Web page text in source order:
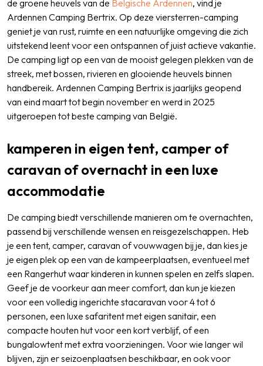
de groene heuvels van de Belgische Ardennen, vind je
Ardennen Camping Bertrix. Op deze viersterren-camping
geniet je van rust, ruimte en een natuurlijke omgeving die zich
uitstekend leent voor een ontspannen of juist actieve vakantie.
De camping ligt op een van de mooist gelegen plekken van de
streek, met bossen, rivieren en glooiende heuvels binnen
handbereik. Ardennen Camping Bertrix is jaarlijks geopend
van eind maart tot begin november en werd in 2025
uitgeroepen tot beste camping van België.
kamperen in eigen tent, camper of
caravan of overnacht in een luxe
accommodatie
De camping biedt verschillende manieren om te overnachten,
passend bij verschillende wensen en reisgezelschappen. Heb
je een tent, camper, caravan of vouwwagen bij je, dan kies je
je eigen plek op een van de kampeerplaatsen, eventueel met
een Rangerhut waar kinderen in kunnen spelen en zelfs slapen.
Geef je de voorkeur aan meer comfort, dan kun je kiezen
voor een volledig ingerichte stacaravan voor 4 tot 6
personen, een luxe safaritent met eigen sanitair, een
compacte houten hut voor een kort verblijf, of een
bungalowtent met extra voorzieningen. Voor wie langer wil
blijven, zijn er seizoenplaatsen beschikbaar, en ook voor